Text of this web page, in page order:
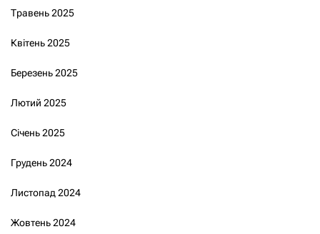
Травень 2025
Квітень 2025
Березень 2025
Лютий 2025
Січень 2025
Грудень 2024
Листопад 2024
Жовтень 2024